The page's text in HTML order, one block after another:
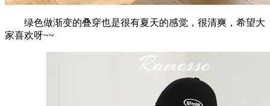
绿色做渐变的叠穿也是很有夏天的感觉，很清爽，希望大
家喜欢呀~~